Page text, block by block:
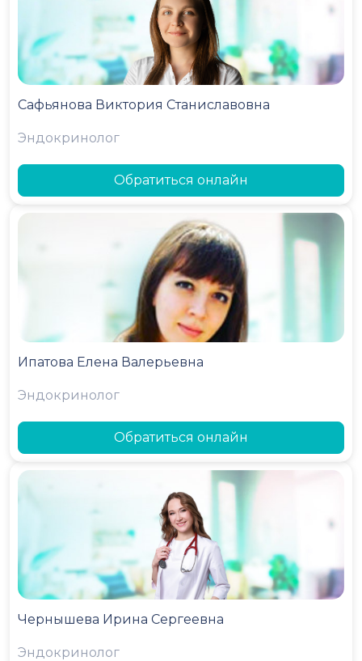
Сафьянова Виктория Станиславовна
Эндокринолог
Обратиться онлайн
Ипатова Елена Валерьевна
Эндокринолог
Обратиться онлайн
Чернышева Ирина Сергеевна
Эндокринолог